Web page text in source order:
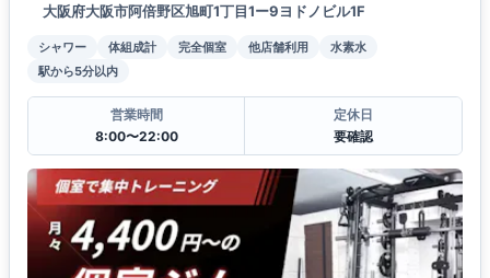
大阪府大阪市阿倍野区旭町1丁目1ー9ヨドノビル1F
シャワー 体組成計 完全個室 他店舗利用
水素水
駅から5分以内
営業時間
8:00〜22:00
定休日
要確認